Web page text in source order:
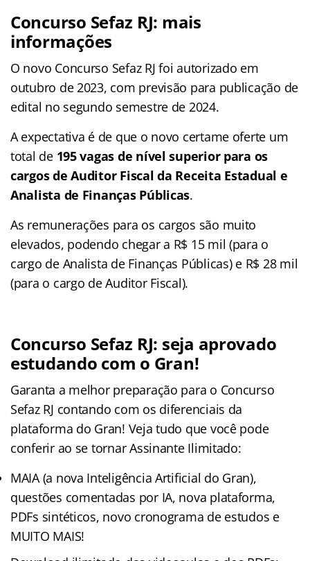
Concurso Sefaz RJ: mais
informações
O novo Concurso Sefaz RJ foi autorizado em
outubro de 2023, com previsão para publicação de
edital no segundo semestre de 2024.
A expectativa é de que o novo certame oferte um
total de 195 vagas de nível superior para os
cargos de Auditor Fiscal da Receita Estadual e
Analista de Finanças Públicas.
As remunerações para os cargos são muito
elevados, podendo chegar a R$ 15 mil (para o
cargo de Analista de Finanças Públicas) e R$ 28 mil
(para o cargo de Auditor Fiscal).
Concurso Sefaz RJ: seja aprovado
estudando com o Gran!
Garanta a melhor preparação para o Concurso
Sefaz RJ contando com os diferenciais da
plataforma do Gran! Veja tudo que você pode
conferir ao se tornar Assinante Ilimitado:
MAIA (a nova Inteligência Artificial do Gran),
questões comentadas por IA, nova plataforma,
PDFs sintéticos, novo cronograma de estudos e
MUITO MAIS!